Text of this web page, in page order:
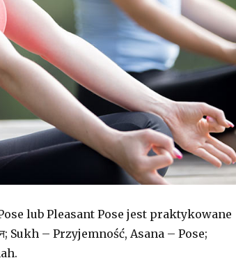
lub Pleasant Pose jest praktykowane
Sukh – Przyjemność, Asana – Pose;